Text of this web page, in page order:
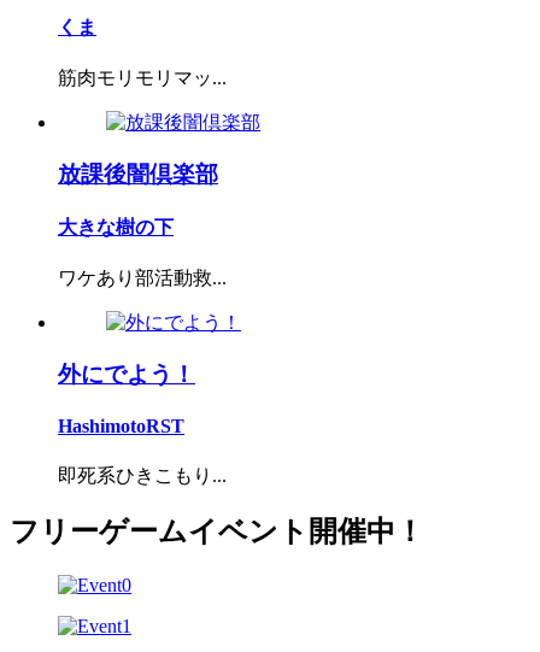
くま
筋肉モリモリマッ...
放課後闇倶楽部
大きな樹の下
ワケあり部活動救...
外にでよう！
HashimotoRST
即死系ひきこもり...
フリーゲームイベント開催中！